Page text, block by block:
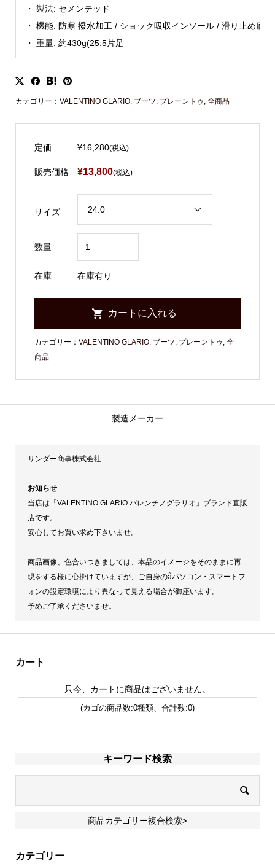
・ 製法: セメンテッド
・ 機能: 防寒 撥水加工 / ショック吸収インソール / 滑り止め底
・ 重量: 約430g(25.5片足
カテゴリー： VALENTINO GLARIO, ブーツ プレーントゥ 全商品
定価 ¥16,280(税込)
販売価格 ¥13,800(税込)
サイズ
数量
在庫 在庫有り
カテゴリー： VALENTINO GLARIO, ブーツ プレーントゥ 全
商品
製造メーカー
サンダー商事株式会社
お知らせ
当店は「VALENTINO GLARIO バレンチノグラリオ」ブランド直販
店です。
安心してお買い求め下さいませ。
商品画像、色合いつきましては、本品のイメージをそのままに再
現をする様に心掛けていますが、ご自身のåパソコン・スマートフ
ォンの設定環境により異なって見える場合が御座います。
予めご了承くださいませ。
カート
只今、カートに商品はございません。
(カゴの商品数:0種類、合計数:0)
キーワード検索
商品カテゴリー複合検索>
カテゴリー